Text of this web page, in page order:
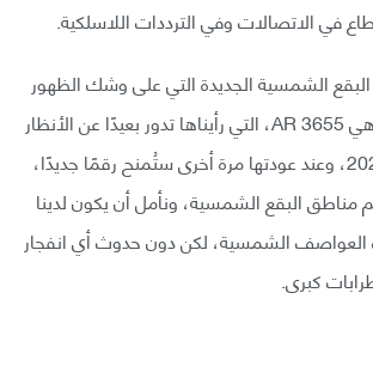
في الاتصالات وفي الترددات اللاسلكية.
الشمسية الجديدة التي على وشك الظهور
على قرص الشمس هي AR 3655، التي رأيناها تدور بعيدًا عن الأنظار
في الرابع من مايو 2024، وعند عودتها مرة أخرى ستُمنح رقمًا جديدًا،
مناطق البقع الشمسية، ونأمل أن يكون لدينا
الشمسية، لكن دون حدوث أي انفجار
كبرى.